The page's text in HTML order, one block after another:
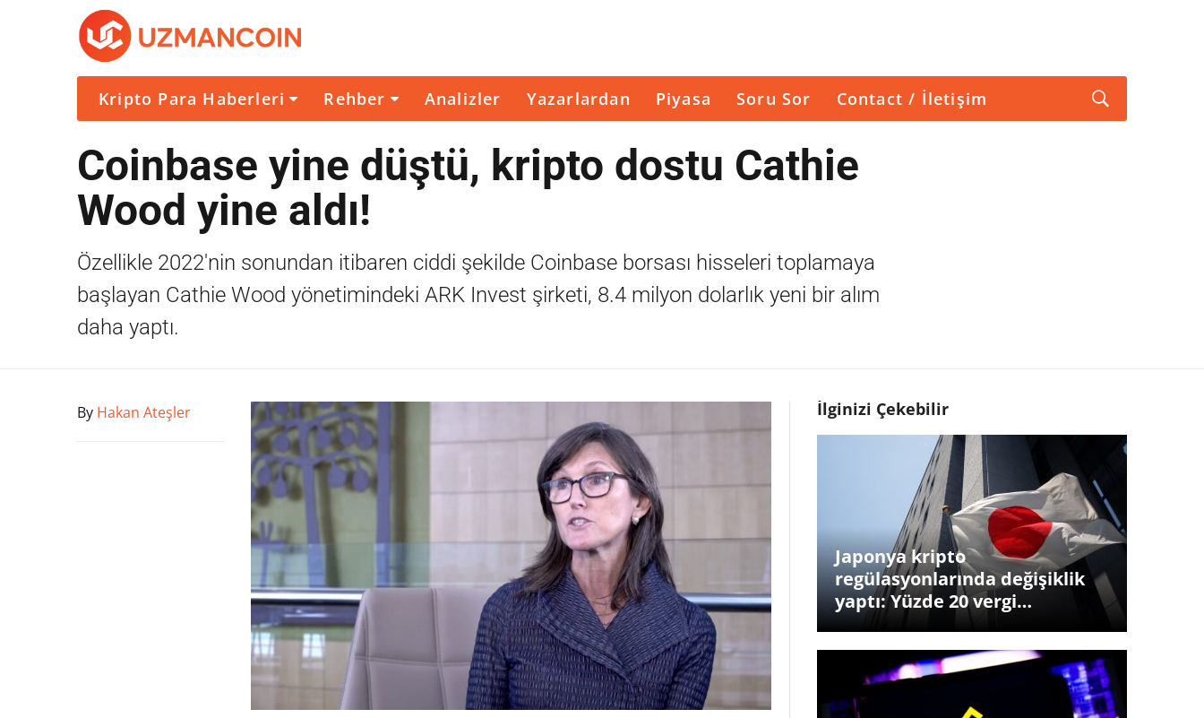
Kripto Para Haberleri Rehber Analizler Yazarlardan Piyasa Soru Sor Contact / İletişim
Coinbase yine düştü, kripto dostu Cathie
Wood yine aldı!
Özellikle 2022'nin sonundan itibaren ciddi şekilde Coinbase borsası hisseleri toplamaya
başlayan Cathie Wood yönetimindeki ARK Invest şirketi, 8.4 milyon dolarlık yeni bir alım
daha yaptı.
By Hakan Ateşler İlginizi Çekebilir
Japonya kripto
regülasyonlarında değişiklik
yaptı: Yüzde 20 vergi…